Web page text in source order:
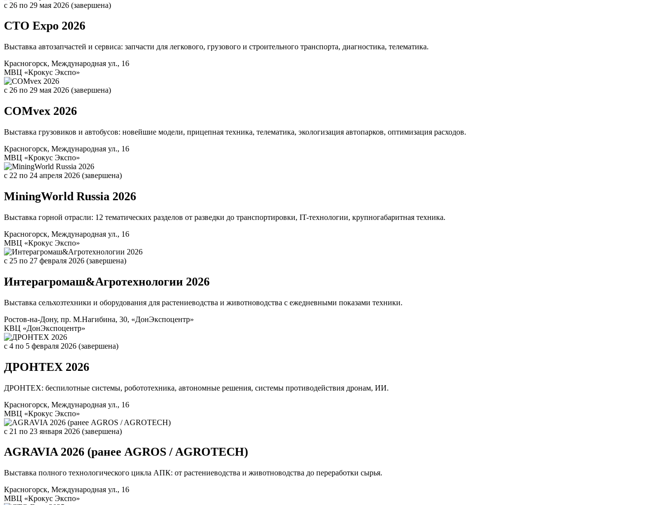
c 26 по 29 мая 2026 (завершена)
CTO Expo 2026
Выставка автозапчастей и сервиса: запчасти для легкового, грузового и строительного транспорта, диагностика, телематика.
Красногорск, Международная ул., 16
МВЦ «Крокус Экспо»
c 26 по 29 мая 2026 (завершена)
COMvex 2026
Выставка грузовиков и автобусов: новейшие модели, прицепная техника, телематика, экологизация автопарков, оптимизация расходов.
Красногорск, Международная ул., 16
МВЦ «Крокус Экспо»
c 22 по 24 апреля 2026 (завершена)
MiningWorld Russia 2026
Выставка горной отрасли: 12 тематических разделов от разведки до транспортировки, IT-технологии, крупногабаритная техника.
Красногорск, Международная ул., 16
МВЦ «Крокус Экспо»
c 25 по 27 февраля 2026 (завершена)
Интерагромаш&Агротехнологии 2026
Выставка сельхозтехники и оборудования для растениеводства и животноводства с ежедневными показами техники.
Ростов-на-Дону, пр. М.Нагибина, 30, «ДонЭкспоцентр»
КВЦ «ДонЭкспоцентр»
c 4 по 5 февраля 2026 (завершена)
ДРОНТЕХ 2026
ДРОНТЕХ: беспилотные системы, робототехника, автономные решения, системы противодействия дронам, ИИ.
Красногорск, Международная ул., 16
МВЦ «Крокус Экспо»
c 21 по 23 января 2026 (завершена)
AGRAVIA 2026 (ранее AGROS / AGROTECH)
Выставка полного технологического цикла АПК: от растениеводства и животноводства до переработки сырья.
Красногорск, Международная ул., 16
МВЦ «Крокус Экспо»